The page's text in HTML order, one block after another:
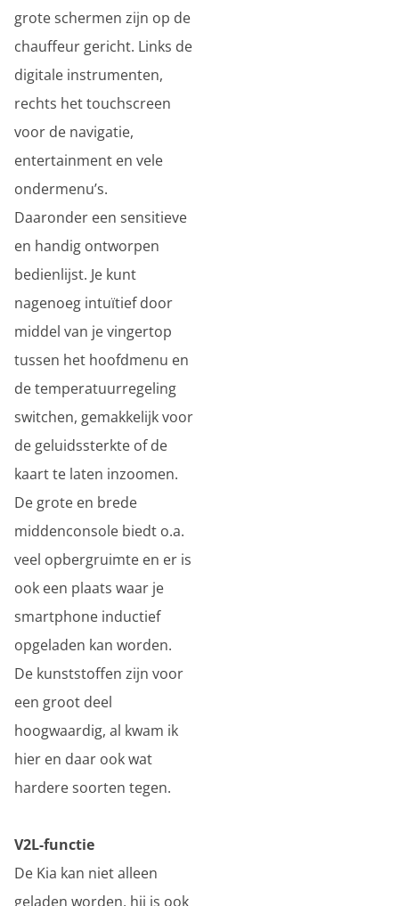
grote schermen zijn op de
chauffeur gericht. Links de
digitale instrumenten,
rechts het touchscreen
voor de navigatie,
entertainment en vele
ondermenu’s.
Daaronder een sensitieve
en handig ontworpen
bedienlijst. Je kunt
nagenoeg intuïtief door
middel van je vingertop
tussen het hoofdmenu en
de temperatuurregeling
switchen, gemakkelijk voor
de geluidssterkte of de
kaart te laten inzoomen.
De grote en brede
middenconsole biedt o.a.
veel opbergruimte en er is
ook een plaats waar je
smartphone inductief
opgeladen kan worden.
De kunststoffen zijn voor
een groot deel
hoogwaardig, al kwam ik
hier en daar ook wat
hardere soorten tegen.
V2L-functie
De Kia kan niet alleen
geladen worden, hij is ook